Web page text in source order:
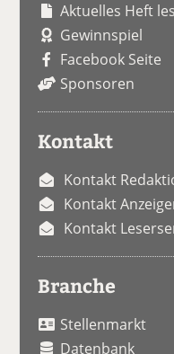
Aktuelles Heft
Gewinnspiel
Facebook Seite
Sponsoren
Kontakt
Kontakt
Kontakt
Kontakt
Branche
Stellenmarkt
Datenbank